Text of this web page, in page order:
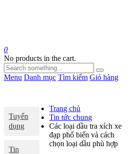
0
No products in the cart.
Menu Danh mục Tìm kiếm Giỏ hàng
Tuyển
dụng
Tin
Trang chủ
Tin tức chung
Các loại dầu tra xích xe
đạp phổ biến và cách
chọn loại dầu phù hợp